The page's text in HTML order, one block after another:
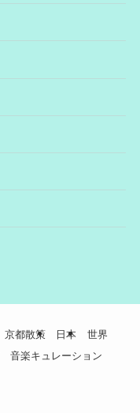
京都散策 日本
世界
音楽キュレーション